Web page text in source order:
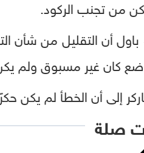
من تجنب الركود.
أن التقليل من شأن
كان غير مسبوق ولم
إلى أن الخطأ لم يكن
صلة